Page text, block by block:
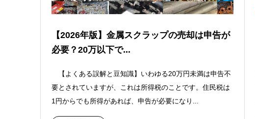
【2026年版】金属スクラップの売却は申告が
必要？20万以下で...
【よくある誤解と豆知識】いわゆる20万円未満は申告不
要とされていますが、これは所得税のことです。住民税は
1円からでも所得があれば、申告が必要になり...